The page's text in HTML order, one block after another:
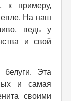
к примеру,
На наш
ведь у
и свой
белуги. Эта
и самая
своими